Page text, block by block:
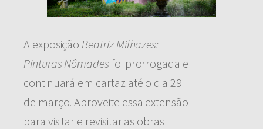
A exposição Beatriz Milhazes:
Pinturas Nômades foi prorrogada e
continuará em cartaz até o dia 29
de março. Aproveite essa extensão
para visitar e revisitar as obras